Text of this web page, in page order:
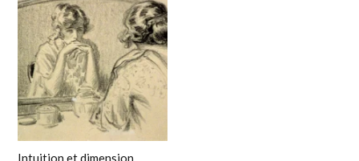
Intuition et dimension